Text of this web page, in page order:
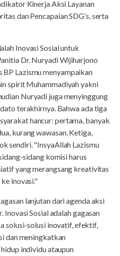
Kinerja Aksi Layanan
dan Pencapaian SDG’s, serta
Inovasi Sosial untuk
Dr. Nuryadi Wijiharjono
Lazismu menyampaikan
spirit Muhammadiyah yakni
Nuryadi juga menyinggung
terakhirnya. Bahwa ada tiga
hancur: pertama, banyak
kurang wawasan. Ketiga,
sendiri. "InsyaAllah Lazismu
sidang komisi harus
yang merangsang kreativitas
inovasi."
lanjutan dari agenda aksi
Inovasi Sosial adalah gagasan
solusi-solusi inovatif, efektif,
dan meningkatkan
individu ataupun